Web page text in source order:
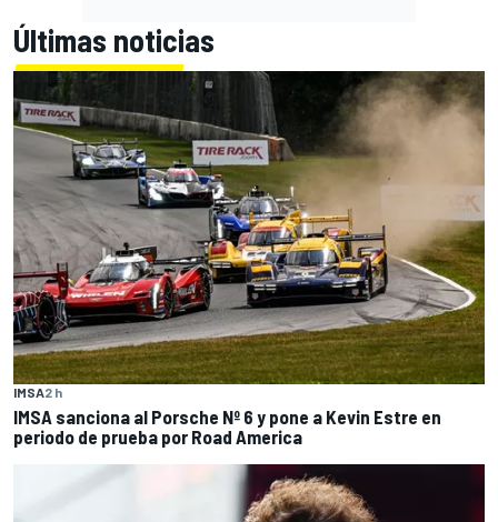
Últimas noticias
IMSA2 h
IMSA sanciona al Porsche Nº 6 y pone a Kevin Estre en
periodo de prueba por Road America